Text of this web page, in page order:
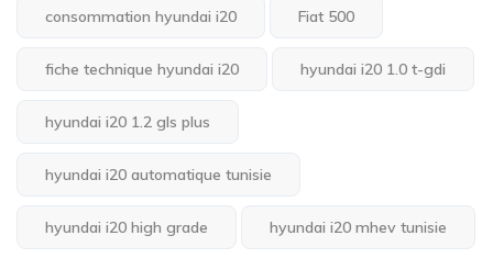
consommation hyundai i20 Fiat 500
fiche technique hyundai i20 hyundai i20 1.0 t-gdi
hyundai i20 1.2 gls plus
hyundai i20 automatique tunisie
hyundai i20 high grade hyundai i20 mhev tunisie